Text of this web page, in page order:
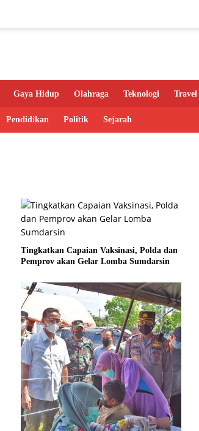
Gaya Hidup Olahraga Teknologi Travel
Pendidikan Politik Sejarah
Tingkatkan Capaian Vaksinasi, Polda dan
Pemprov akan Gelar Lomba Sumdarsin